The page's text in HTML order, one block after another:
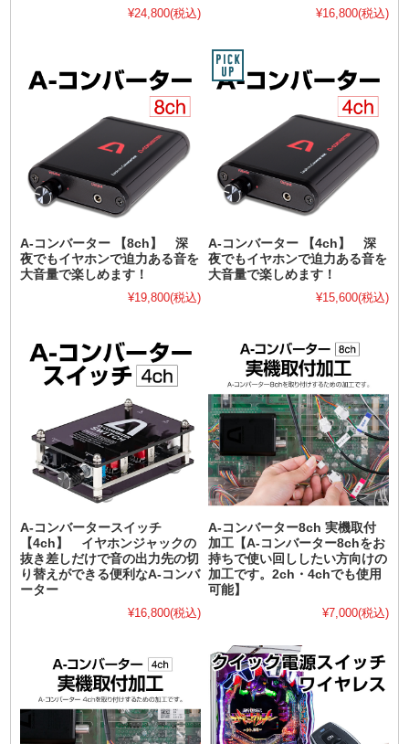
¥24,800(税込)
¥16,800(税込)
A-コンバーター 【8ch】 深
夜でもイヤホンで迫力ある音を
大音量で楽しめます！
¥19,800(税込)
A-コンバーター 【4ch】 深
夜でもイヤホンで迫力ある音を
大音量で楽しめます！
¥15,600(税込)
A-コンバータースイッチ
【4ch】 イヤホンジャックの
抜き差しだけで音の出力先の切
り替えができる便利なA-コンバ
ーター
¥16,800(税込)
A-コンバーター8ch 実機取付
加工【A-コンバーター8chをお
持ちで使い回ししたい方向けの
加工です。2ch・4chでも使用
可能】
¥7,000(税込)